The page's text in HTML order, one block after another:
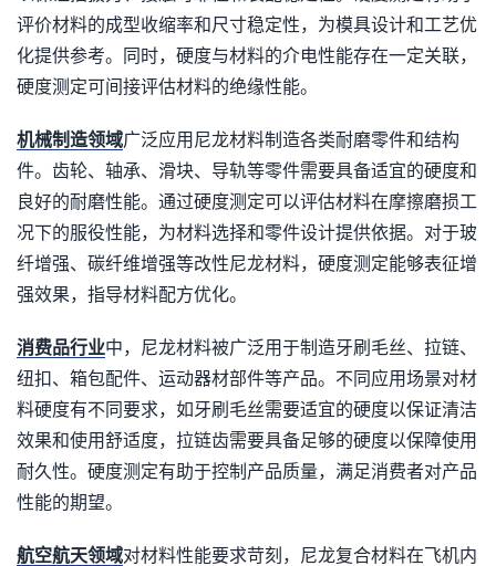
评价材料的成型收缩率和尺寸稳定性，为模具设计和工艺优
化提供参考。同时，硬度与材料的介电性能存在一定关联，
硬度测定可间接评估材料的绝缘性能。
机械制造领域广泛应用尼龙材料制造各类耐磨零件和结构
件。齿轮、轴承、滑块、导轨等零件需要具备适宜的硬度和
良好的耐磨性能。通过硬度测定可以评估材料在摩擦磨损工
况下的服役性能，为材料选择和零件设计提供依据。对于玻
纤增强、碳纤维增强等改性尼龙材料，硬度测定能够表征增
强效果，指导材料配方优化。
消费品行业中，尼龙材料被广泛用于制造牙刷毛丝、拉链、
纽扣、箱包配件、运动器材部件等产品。不同应用场景对材
料硬度有不同要求，如牙刷毛丝需要适宜的硬度以保证清洁
效果和使用舒适度，拉链齿需要具备足够的硬度以保障使用
耐久性。硬度测定有助于控制产品质量，满足消费者对产品
性能的期望。
航空航天领域对材料性能要求苛刻，尼龙复合材料在飞机内